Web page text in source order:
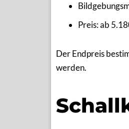
Preis: ab
Der Endpreis
werden.